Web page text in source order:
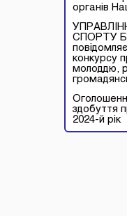
органів
СПОРТУ
конкурсу
молоддю,
здобуття
2024-й рік